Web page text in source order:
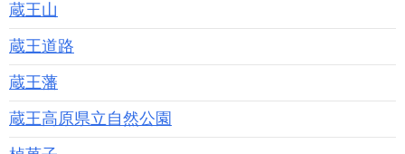
蔵王山
蔵王道路
蔵王藩
蔵王高原県立自然公園